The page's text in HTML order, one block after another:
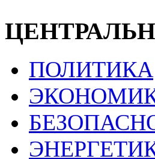
ПОЛИТИКА